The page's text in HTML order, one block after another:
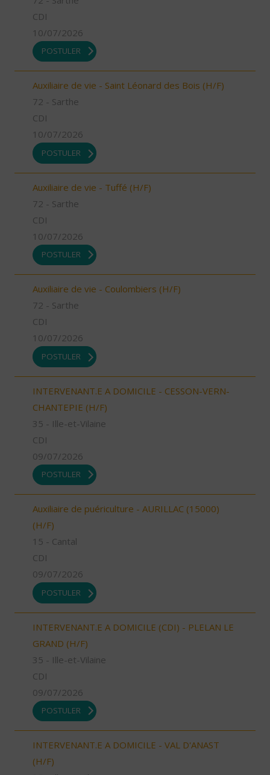
CDI
10/07/2026
POSTULER
Auxiliaire de vie - Saint Léonard des Bois (H/F)
72 - Sarthe
CDI
10/07/2026
POSTULER
Auxiliaire de vie - Tuffé (H/F)
72 - Sarthe
CDI
10/07/2026
POSTULER
Auxiliaire de vie - Coulombiers (H/F)
72 - Sarthe
CDI
10/07/2026
POSTULER
INTERVENANT.E A DOMICILE - CESSON-VERN-
CHANTEPIE (H/F)
35 - Ille-et-Vilaine
CDI
09/07/2026
POSTULER
Auxiliaire de puériculture - AURILLAC (15000)
(H/F)
15 - Cantal
CDI
09/07/2026
POSTULER
INTERVENANT.E A DOMICILE (CDI) - PLELAN LE
GRAND (H/F)
35 - Ille-et-Vilaine
CDI
09/07/2026
POSTULER
INTERVENANT.E A DOMICILE - VAL D'ANAST
(H/F)